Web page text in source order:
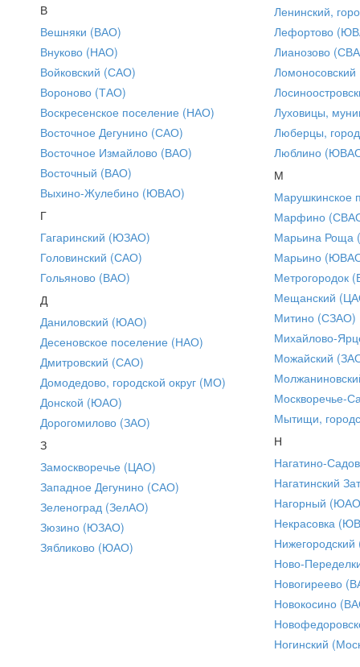
В
Вешняки (ВАО)
Внуково (НАО)
Войковский (САО)
Вороново (ТАО)
Воскресенское поселение (НАО)
Восточное Дегунино (САО)
Восточное Измайлово (ВАО)
Восточный (ВАО)
Выхино-Жулебино (ЮВАО)
Г
Гагаринский (ЮЗАО)
Головинский (САО)
Гольяново (ВАО)
Д
Даниловский (ЮАО)
Десеновское поселение (НАО)
Дмитровский (САО)
Домодедово, городской округ (МО)
Донской (ЮАО)
Дорогомилово (ЗАО)
З
Замоскворечье (ЦАО)
Западное Дегунино (САО)
Зеленоград (ЗелАО)
Зюзино (ЮЗАО)
Зябликово (ЮАО)
Ленинский,
Лефортово
Лианозово
Луховицы,
Люберцы,
Люблино
М
Марушкинское
Марфино
Марьина Роща
Марьино
Метрогородок
Мещанский
Митино (СЗАО)
Михайлово-
Можайский
Москворечье-
Мытищи,
Н
Нагатино-
Нагатинский
Нагорный
Некрасовка
Ново-
Новогиреево
Новокосино
Ногинский